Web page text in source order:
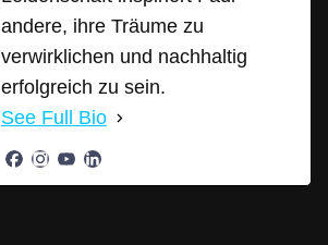
andere, ihre Träume zu
verwirklichen und nachhaltig
erfolgreich zu sein.
See Full Bio